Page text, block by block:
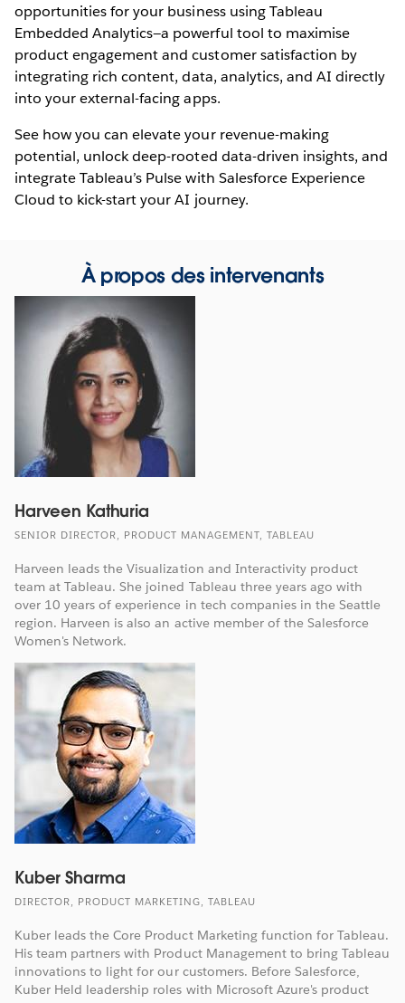
opportunities for your business using Tableau
Embedded Analytics—a powerful tool to maximise
product engagement and customer satisfaction by
integrating rich content, data, analytics, and AI directly
into your external-facing apps.
See how you can elevate your revenue-making
potential, unlock deep-rooted data-driven insights, and
integrate Tableau’s Pulse with Salesforce Experience
Cloud to kick-start your AI journey.
À propos des intervenants
Harveen Kathuria
SENIOR DIRECTOR, PRODUCT MANAGEMENT, TABLEAU
Harveen leads the Visualization and Interactivity product
team at Tableau. She joined Tableau three years ago with
over 10 years of experience in tech companies in the Seattle
region. Harveen is also an active member of the Salesforce
Women's Network.
Kuber Sharma
DIRECTOR, PRODUCT MARKETING, TABLEAU
Kuber leads the Core Product Marketing function for Tableau.
His team partners with Product Management to bring Tableau
innovations to light for our customers. Before Salesforce,
Kuber Held leadership roles with Microsoft Azure's product